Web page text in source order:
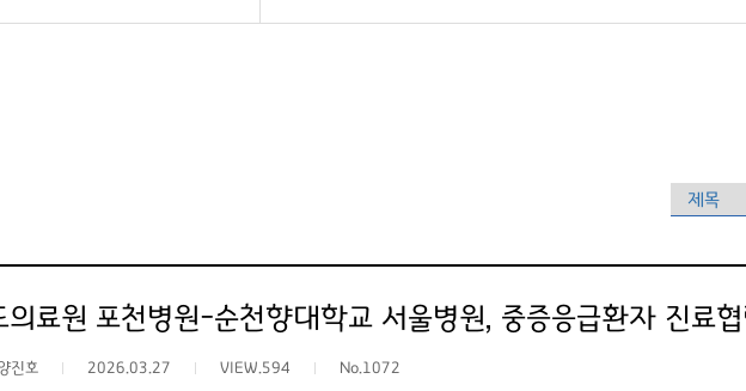
의료원 포천병원-순천향대학교 서울병원, 중증응급환자 진료
진호 2026.03.27 VIEW.594 No.1072